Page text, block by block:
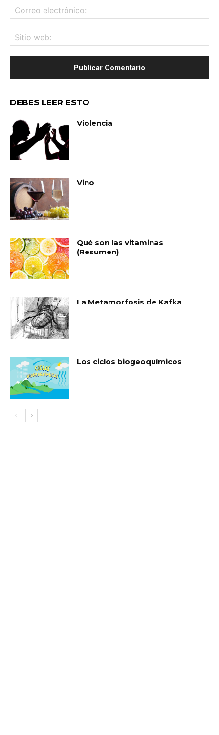
DEBES LEER ESTO
Violencia
Vino
Qué son las vitaminas
(Resumen)
La Metamorfosis de Kafka
Los ciclos biogeoquímicos